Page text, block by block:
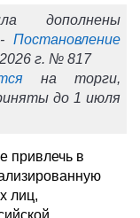
дополнены
-Постановление
г. № 817
на торги,
до 1 июля
привлечь в
лиц,